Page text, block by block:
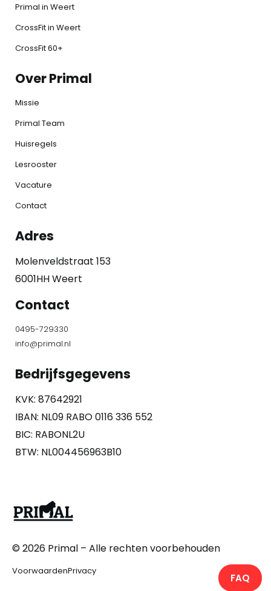
Primal in Weert
CrossFit in Weert
CrossFit 60+
Over Primal
Missie
Primal Team
Huisregels
Lesrooster
Vacature
Contact
Adres
Molenveldstraat 153
6001HH Weert
Contact
0495-729330
info@primal.nl
Bedrijfsgegevens
KVK: 87642921
IBAN: NL09 RABO 0116 336 552
BIC: RABONL2U
BTW: NL004456963B10
© 2026 Primal – Alle rechten voorbehouden
VoorwaardenPrivacy
FAQ